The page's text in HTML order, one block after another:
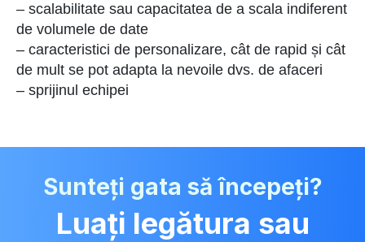
– scalabilitate sau capacitatea de a scala indiferent
de volumele de date
– caracteristici de personalizare, cât de rapid și cât
de mult se pot adapta la nevoile dvs. de afaceri
– sprijinul echipei
Sunteți gata să începeți?
Luați legătura sau